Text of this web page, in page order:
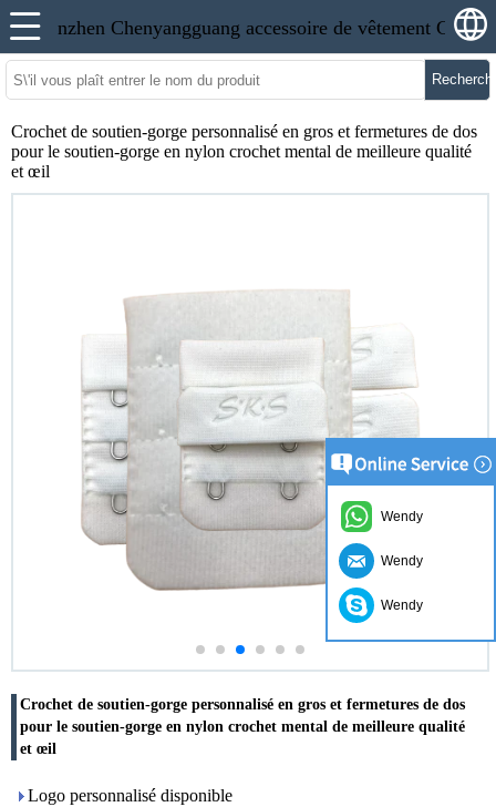
Crochet de soutien-gorge personnalisé en gros et fermetures de dos
pour le soutien-gorge en nylon crochet mental de meilleure qualité
et œil
Crochet de soutien-gorge personnalisé en gros et fermetures de dos
pour le soutien-gorge en nylon crochet mental de meilleure qualité
et œil
Logo personnalisé disponible
Wendy
Wendy
Wendy